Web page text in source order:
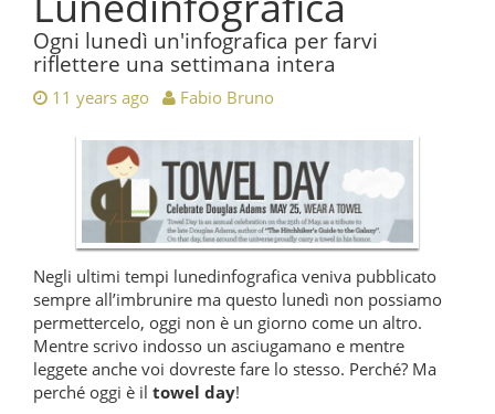
Ogni lunedì un'infografica per farvi
riflettere una settimana intera
11 years ago Fabio Bruno
Negli ultimi tempi lunedinfografica veniva pubblicato
sempre all’imbrunire ma questo lunedì non possiamo
permettercelo, oggi non è un giorno come un altro.
Mentre scrivo indosso un asciugamano e mentre
leggete anche voi dovreste fare lo stesso. Perché? Ma
perché oggi è il towel day!